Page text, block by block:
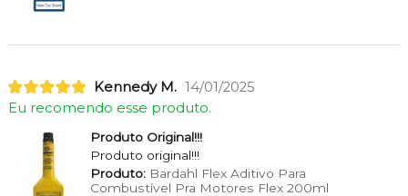
Kennedy M. 14/01/2025
Eu recomendo esse produto.
Produto Original!!!
Produto original!!!
Produto:Bardahl Flex Aditivo Para
Combustível Pra Motores Flex 200ml